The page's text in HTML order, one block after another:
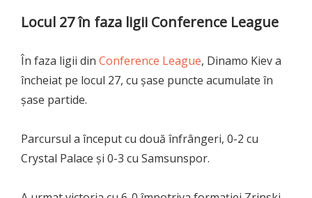
Locul 27 în faza ligii Conference League
În faza ligii din Conference League, Dinamo Kiev a
încheiat pe locul 27, cu șase puncte acumulate în
șase partide.
Parcursul a început cu două înfrângeri, 0-2 cu
Crystal Palace și 0-3 cu Samsunspor.